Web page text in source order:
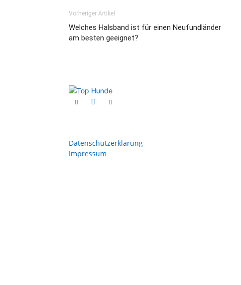
Vorheriger Artikel
Welches Halsband ist für einen Neufundländer
am besten geeignet?
Datenschutzerklärung
Impressum